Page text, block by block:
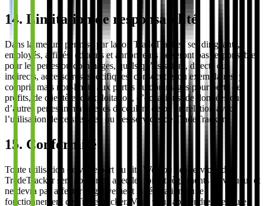
14. Limitation de responsabilité
Dans la mesure permise par la loi, TradeTracker, ses dirigeants,
employés, affiliés, éditeurs et annonceurs ne seront pas responsables
pour les pertes ou dommages, quels qu’ils soient, directs ou
indirects, accessoires, spécifiques, consécutifs ou exemplaires, y
compris mais non-limité aux pertes ou dommages pour perte de
profits, de clientèle, d’exploitation, d’occasions, de données ou
d’autres pertes immatérielles découlant de ou en relation avec
l’utilisation de ce site Web ou des services de TradeTracker.
15. Conformité
Toute utilisation de votre part du site Web ou des services de
TradeTracker sera conforme avec les lois et règlements en vigueur et
ne devra pas affecter négativement la réputation ou le
fonctionnement de TradeTracker. Vous vous abstiendrez de toute